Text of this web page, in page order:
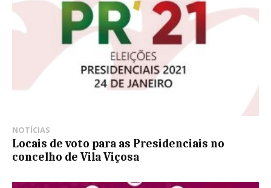
NOTÍCIAS
Locais de voto para as Presidenciais no
concelho de Vila Viçosa